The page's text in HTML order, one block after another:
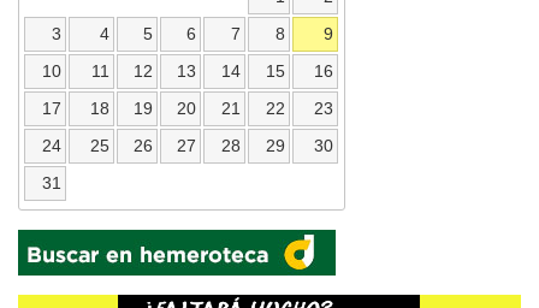
3
4 5 6 7 8
9
10
11 12 13 14 15
16
17
18 19 20 21 22
23
24
25 26 27 28 29
30
31